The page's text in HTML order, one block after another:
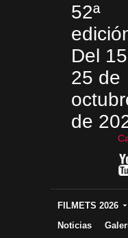
52ª
Del
25 de
de
FILMETS 2026
Noticias